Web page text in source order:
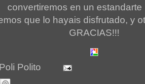
convertiremos en un estandarte
que lo hayais disfrutado, y
GRACIAS!!!
Poli Polito